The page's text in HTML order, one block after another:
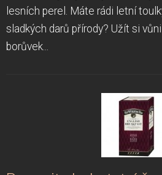
lesních perel. Máte rádi letní
sladkých darů přírody? Užít si
borůvek...